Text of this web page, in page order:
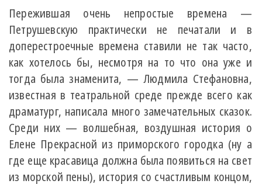
Пережившая очень непростые времена —
Петрушевскую практически не печатали и в
доперестроечные времена ставили не так часто,
как хотелось бы, несмотря на то что она уже и
тогда была знаменита, — Людмила Стефановна,
известная в театральной среде прежде всего как
драматург, написала много замечательных сказок.
Среди них — волшебная, воздушная история о
Елене Прекрасной из приморского городка (ну а
где еще красавица должна была появиться на свет
из морской пены), история со счастливым концом,